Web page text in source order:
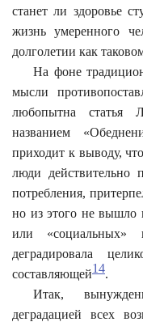
станет ли здоровье
жизнь умеренного
долголетии как
На фоне
мысли
любопытна статья
названием
приходит к выводу,
люди действительно
потребления,
но из этого не вышло
или «социальных»
деградировала
составляющей14.
Итак,
деградацией всех